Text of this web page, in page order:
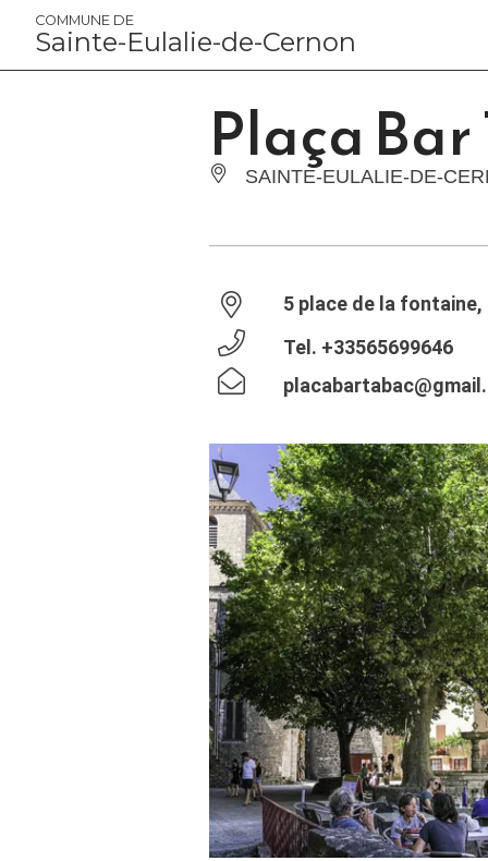
Panneau de gestion des cookies
COMMUNE DE
Sainte-Eulalie-de-Cernon
Plaça
SAINTE-EULALIE-DE-
5 place de la
Tel. +33565699646